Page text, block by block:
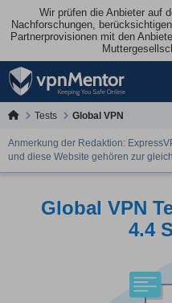
Wir prüfen die Anbieter auf
Nachforschungen,
Partnerprovisionen mit den
Tests Global VPN
Anmerkung der Redaktion:
und diese Website gehören zur
Global VPN
4.4